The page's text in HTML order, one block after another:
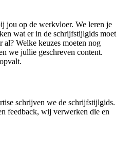
jou op de werkvloer. We leren je
wat er in de schrijfstijlgids moet
al? Welke keuzes moeten nog
we jullie geschreven content.
schrijven we de schrijfstijlgids.
feedback, wij verwerken die en